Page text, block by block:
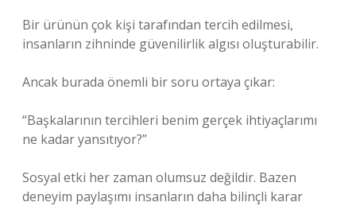
Bir ürünün çok kişi tarafından tercih edilmesi,
insanların zihninde güvenilirlik algısı oluşturabilir.
Ancak burada önemli bir soru ortaya çıkar:
“Başkalarının tercihleri benim gerçek ihtiyaçlarımı
ne kadar yansıtıyor?”
Sosyal etki her zaman olumsuz değildir. Bazen
deneyim paylaşımı insanların daha bilinçli karar